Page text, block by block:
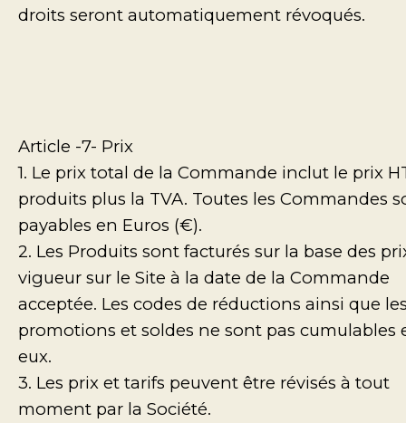
droits seront automatiquement révoqués.
Article -7- Prix
1. Le prix total de la Commande inclut le prix
produits plus la TVA. Toutes les Commandes
payables en Euros (€).
2. Les Produits sont facturés sur la base des
vigueur sur le Site à la date de la Commande
acceptée. Les codes de réductions ainsi que
promotions et soldes ne sont pas cumulables
eux.
3. Les prix et tarifs peuvent être révisés à tout
moment par la Société.